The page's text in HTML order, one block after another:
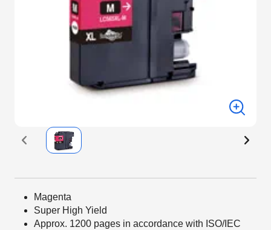
Magenta
Super High Yield
Approx. 1200 pages in accordance with ISO/IEC